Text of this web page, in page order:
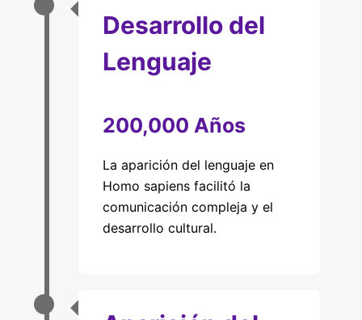
Desarrollo del
Lenguaje
200,000 Años
La aparición del lenguaje en
Homo sapiens facilitó la
comunicación compleja y el
desarrollo cultural.